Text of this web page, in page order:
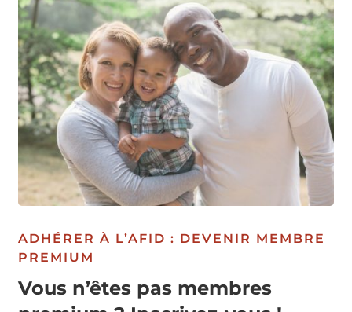
ADHÉRER À L’AFID : DEVENIR MEMBRE
PREMIUM
Vous n’êtes pas membres